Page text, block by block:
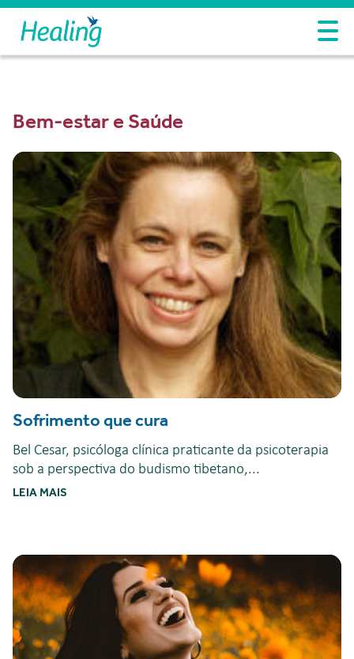
Bem-estar e Saúde
Sofrimento que cura
Bel Cesar, psicóloga clínica praticante da psicoterapia
sob a perspectiva do budismo tibetano,...
LEIA MAIS